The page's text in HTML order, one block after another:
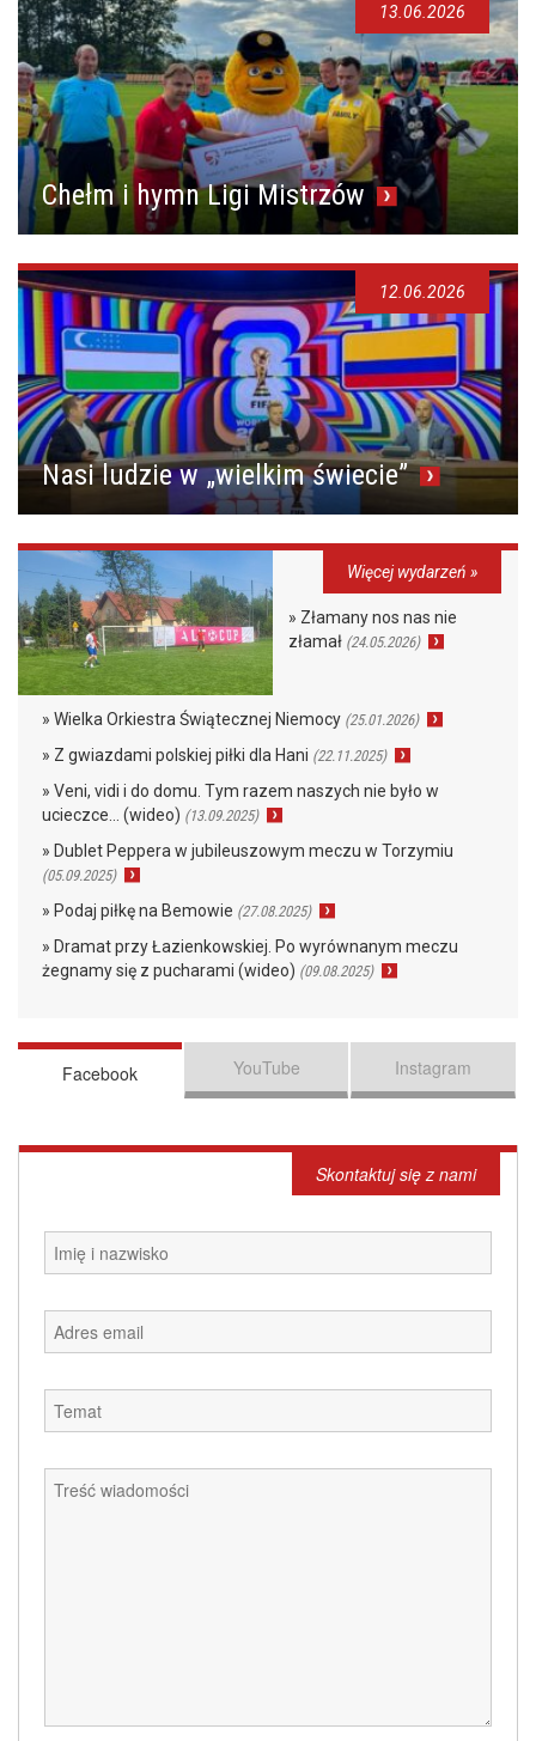
Chełm i hymn Ligi Mistrzów
13.06.2026
Nasi ludzie w „wielkim świecie”
12.06.2026
Więcej wydarzeń »
» Złamany nos nas nie
złamał (24.05.2026)
» Wielka Orkiestra Świątecznej Niemocy (25.01.2026)
» Z gwiazdami polskiej piłki dla Hani (22.11.2025)
» Veni, vidi i do domu. Tym razem naszych nie było w
ucieczce… (wideo) (13.09.2025)
» Dublet Peppera w jubileuszowym meczu w Torzymiu
(05.09.2025)
» Podaj piłkę na Bemowie (27.08.2025)
» Dramat przy Łazienkowskiej. Po wyrównanym meczu
żegnamy się z pucharami (wideo) (09.08.2025)
Facebook YouTube Instagram
Skontaktuj się z nami